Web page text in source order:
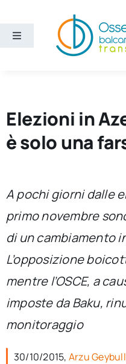
contenuto
Toggle
Ricerca e divulgazione
Sezioni
Cerca
per:
Newsletter
Ita
Elezioni in
è solo una
A pochi giorni dalle
primo novembre
di un cambiamento
L’opposizione
mentre l’OSCE, a
imposte da Baku,
monitoraggio
30/10/2015, Arzu